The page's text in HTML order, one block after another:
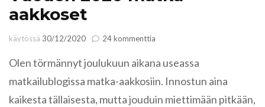
aakkoset
käytössä 30/12/2020 24 kommenttia
2020
aakkoset
Olen törmännyt joulukuun aikana useassa
matkailublogissa matka-aakkosiin. Innostun aina
kaikesta tällaisesta, mutta jouduin miettimään pitkään,